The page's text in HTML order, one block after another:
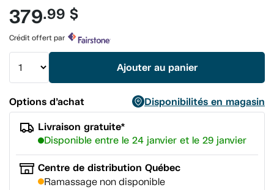
pour
ce
produit.
Lien
vers
page.
379.99 $
Crédit offert par
Ajouter au panier
Options d’achat
Disponibilités en magasin
Livraison gratuite*
Disponible entre le 24 janvier et le 29 janvier
Centre de distribution Québec
Ramassage non disponible